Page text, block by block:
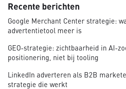
Recente berichten
Google Merchant Center strategie:
advertentietool meer is
GEO-strategie: zichtbaarheid in AI-
positionering, niet bij tooling
LinkedIn adverteren als B2B
strategie die werkt